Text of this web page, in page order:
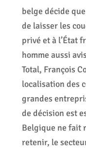
belge décide
de laisser les
privé et à l’État
homme aussi
Total, François
localisation des
grandes
de décision est
Belgique ne fait
retenir, le